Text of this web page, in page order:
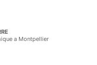
a Montpellier